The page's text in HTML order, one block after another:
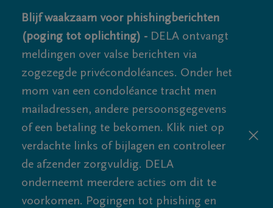
Blijf waakzaam voor phishingberichten
(poging tot oplichting) - DELA ontvangt
meldingen over valse berichten via
zogezegde privécondoléances. Onder het
mom van een condoléance tracht men
mailadressen, andere persoonsgegevens
of een betaling te bekomen. Klik niet op
verdachte links of bijlagen en controleer
de afzender zorgvuldig. DELA
onderneemt meerdere acties om dit te
voorkomen. Pogingen tot phishing en